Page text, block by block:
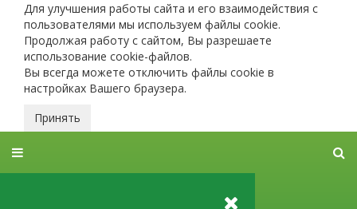
Для улучшения работы сайта и его взаимодействия с
пользователями мы используем файлы cookie.
Продолжая работу с сайтом, Вы разрешаете
использование cookie-файлов.
Вы всегда можете отключить файлы cookie в
настройках Вашего браузера.
Принять